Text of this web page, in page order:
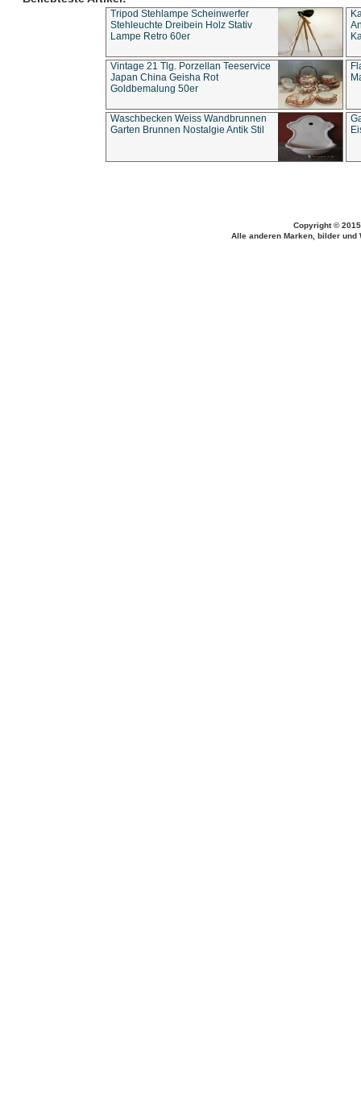
Tripod Stehlampe Scheinwerfer
Stehleuchte Dreibein Holz Stativ
Lampe Retro 60er
Vintage 21 Tlg. Porzellan Teeservice
Japan China Geisha Rot
Goldbemalung 50er
Waschbecken Weiss Wandbrunnen
Garten Brunnen Nostalgie Antik Stil
Copyright ©
Alle anderen Marken, bilder und